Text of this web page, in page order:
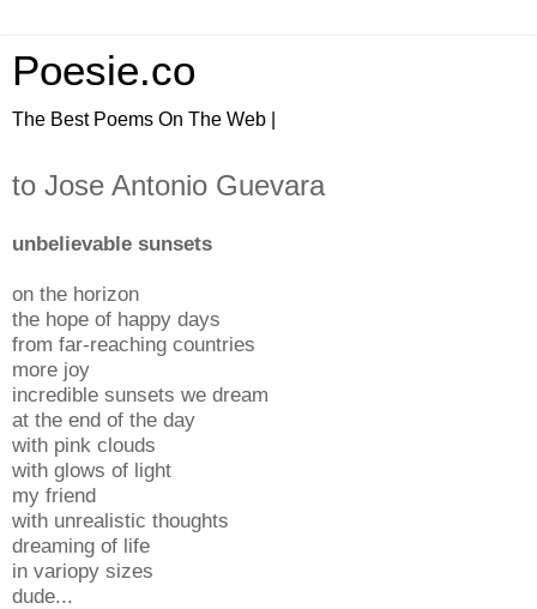
Poesie.co
The Best Poems On The Web |
to Jose Antonio Guevara
unbelievable sunsets
on the horizon
the hope of happy days
from far-reaching countries
more joy
incredible sunsets we dream
at the end of the day
with pink clouds
with glows of light
my friend
with unrealistic thoughts
dreaming of life
in variopy sizes
dude...